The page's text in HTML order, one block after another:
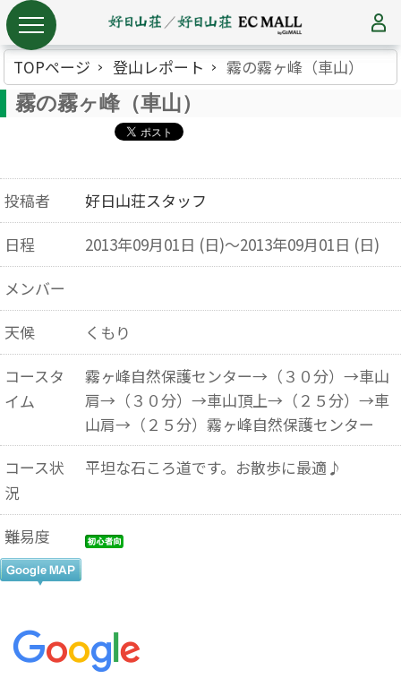
TOPページ 登山レポート 霧の霧ヶ峰（車山）
霧の霧ヶ峰（車山）
投稿者
好日山荘スタッフ
日程
2013年09月01日 (日)～2013年09月01日 (日)
メンバー
天候
くもり
コースタ
イム
霧ヶ峰自然保護センター→（３０分）→車山
肩→（３０分）→車山頂上→（２５分）→車
山肩→（２５分）霧ヶ峰自然保護センター
コース状
況
平坦な石ころ道です。お散歩に最適♪
難易度